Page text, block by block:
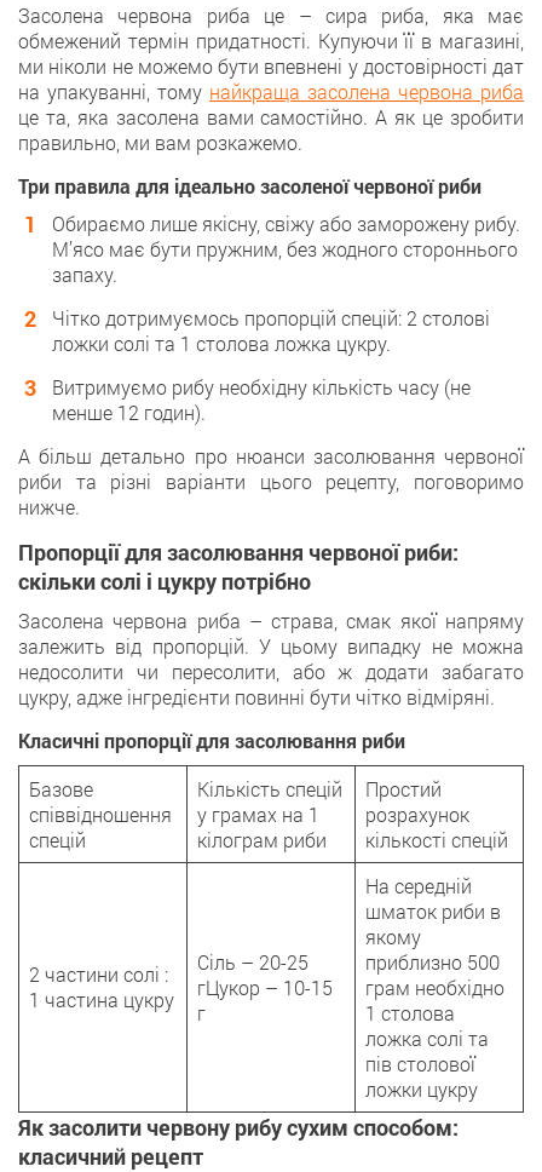
Засолена червона риба це – сира риба, яка має
обмежений термін придатності. Купуючи її в магазині,
ми ніколи не можемо бути впевнені у достовірності дат
на упакуванні, тому найкраща засолена червона риба
це та, яка засолена вами самостійно. А як це зробити
правильно, ми вам розкажемо.
Три правила для ідеально засоленої червоної риби
Обираємо лише якісну, свіжу або заморожену рибу.
М’ясо має бути пружним, без жодного стороннього
запаху.
Чітко дотримуємось пропорцій спецій: 2 столові
ложки солі та 1 столова ложка цукру.
Витримуємо рибу необхідну кількість часу (не
менше 12 годин).
А більш детально про нюанси засолювання червоної
риби та різні варіанти цього рецепту, поговоримо
нижче.
Пропорції для засолювання червоної риби:
скільки солі і цукру потрібно
Засолена червона риба – страва, смак якої напряму
залежить від пропорцій. У цьому випадку не можна
недосолити чи пересолити, або ж додати забагато
цукру, адже інгредієнти повинні бути чітко відміряні.
Класичні пропорції для засолювання риби
Базове
співвідношення
спецій
Кількість спецій
у грамах на 1
кілограм риби
Простий
розрахунок
кількості спецій
2 частини солі :
1 частина цукру
Сіль – 20-25
гЦукор – 10-15
г
На середній
шматок риби в
якому
приблизно 500
грам необхідно
1 столова
ложка солі та
пів столової
ложки цукру
Як засолити червону рибу сухим способом:
класичний рецепт